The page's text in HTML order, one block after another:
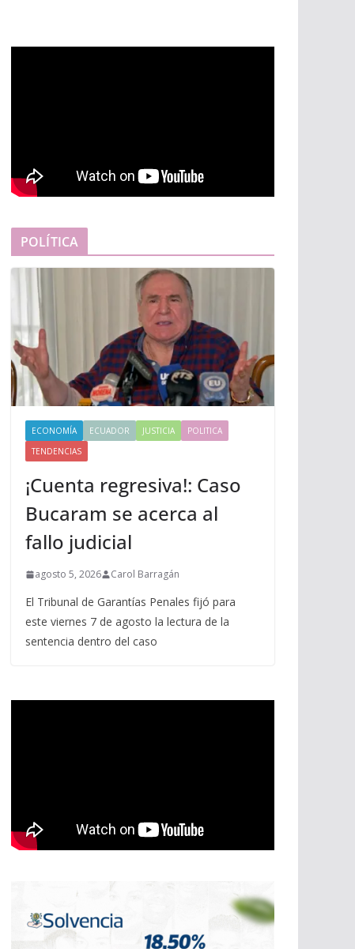
POLÍTICA
ECONOMÍA ECUADOR JUSTICIA
POLITICA
TENDENCIAS
¡Cuenta regresiva!: Caso
Bucaram se acerca al
fallo judicial
agosto 5, 2026 Carol Barragán
El Tribunal de Garantías Penales fijó para
este viernes 7 de agosto la lectura de la
sentencia dentro del caso